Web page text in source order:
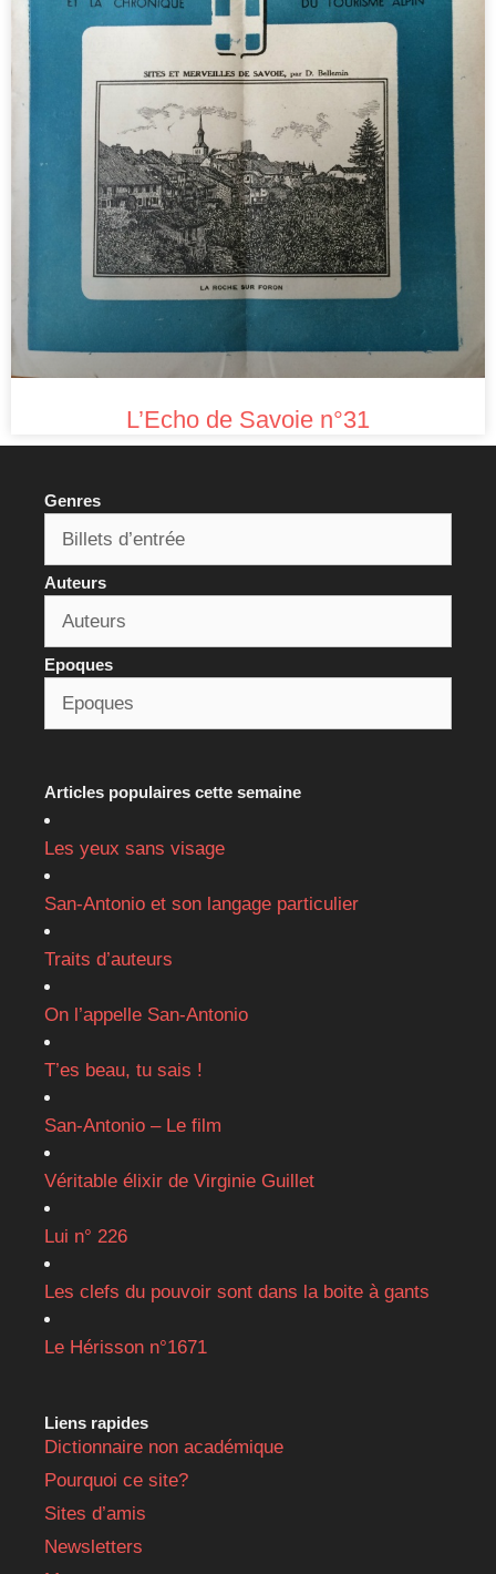
L’Echo de Savoie n°31
Genres
Auteurs
Epoques
Articles populaires cette semaine
Les yeux sans visage
San-Antonio et son langage particulier
Traits d’auteurs
On l’appelle San-Antonio
T’es beau, tu sais !
San-Antonio – Le film
Véritable élixir de Virginie Guillet
Lui n° 226
Les clefs du pouvoir sont dans la boite à gants
Le Hérisson n°1671
Liens rapides
Dictionnaire non académique
Pourquoi ce site?
Sites d’amis
Newsletters